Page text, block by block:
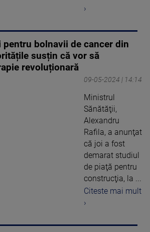
›
pentru bolnavii de cancer din
susțin că vor să
revoluționară
09-05-2024 | 14:14
Ministrul
Sănătăţii,
Alexandru
Rafila, a anunţat
că joi a fost
demarat studiul
de piaţă pentru
construcţia, la ...
Citeste mai mult
›